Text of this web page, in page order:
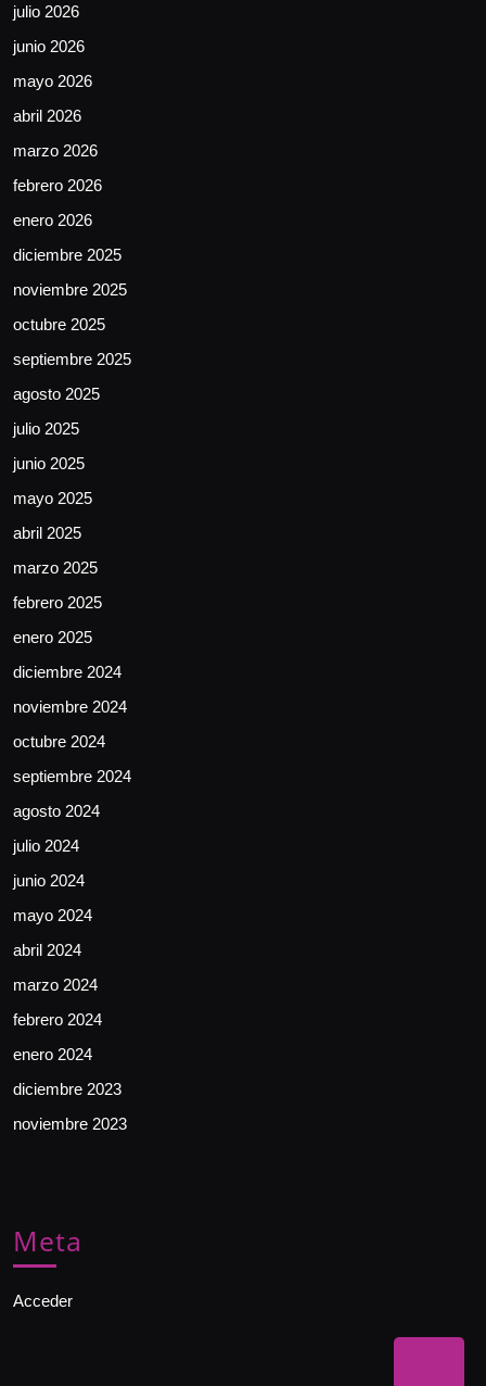
julio 2026
junio 2026
mayo 2026
abril 2026
marzo 2026
febrero 2026
enero 2026
diciembre 2025
noviembre 2025
octubre 2025
septiembre 2025
agosto 2025
julio 2025
junio 2025
mayo 2025
abril 2025
marzo 2025
febrero 2025
enero 2025
diciembre 2024
noviembre 2024
octubre 2024
septiembre 2024
agosto 2024
julio 2024
junio 2024
mayo 2024
abril 2024
marzo 2024
febrero 2024
enero 2024
diciembre 2023
noviembre 2023
Meta
Acceder